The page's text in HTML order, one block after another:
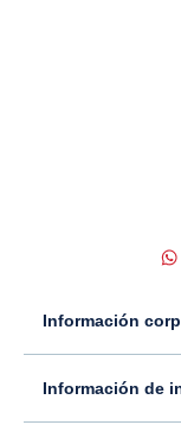
Información
Información para
Información de